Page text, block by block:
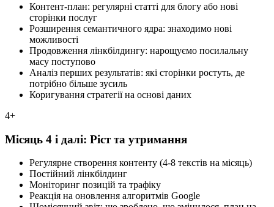
Контент-план: регулярні статті для блогу або нові
сторінки послуг
Розширення семантичного ядра: знаходимо нові
можливості
Продовження лінкбілдингу: нарощуємо посилальну
масу поступово
Аналіз перших результатів: які сторінки ростуть, де
потрібно більше зусиль
Коригування стратегії на основі даних
4+
Місяць 4 і далі: Ріст та утримання
Регулярне створення контенту (4-8 текстів на місяць)
Постійний лінкбілдинг
Моніторинг позицій та трафіку
Реакція на оновлення алгоритмів Google